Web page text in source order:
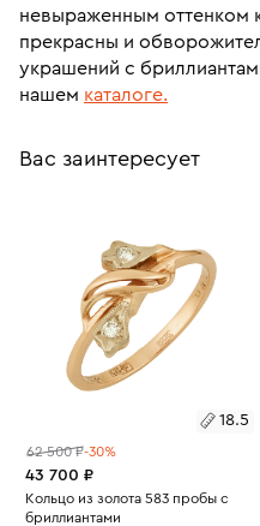
невыраженным оттенком
прекрасны и
украшений с
нашем каталоге.
Вас заинтересует
18.5
62 500 ₽-30%
43 700 ₽
Кольцо из золота 583 пробы с
бриллиантами